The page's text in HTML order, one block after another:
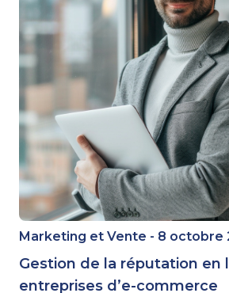
Marketing et Vente - 8 octobre
Gestion de la réputation en
entreprises d’e-commerce